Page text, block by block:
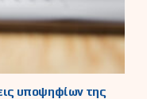
υποψηφίων της